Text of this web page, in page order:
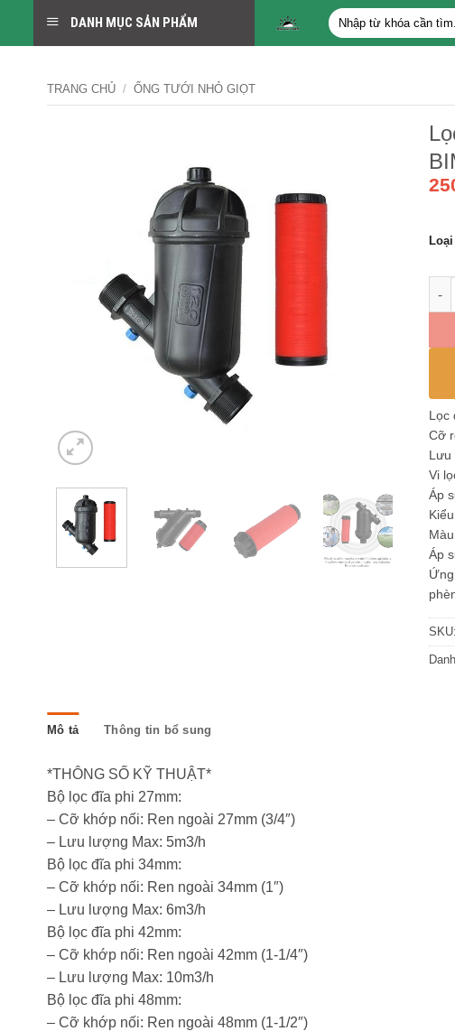
Tìm
kiếm:
DANH MỤC SẢN PHẨM
TRANG CHỦ / ỐNG TƯỚI NHỎ GIỌT
Lọc
Cỡ
Lưu
Vi
Áp
Áp
SKU:
Mô tả Thông tin bổ sung
*THÔNG SỐ KỸ THUẬT*
Bộ lọc đĩa phi 27mm:
– Cỡ khớp nối: Ren ngoài 27mm (3/4″)
– Lưu lượng Max: 5m3/h
Bộ lọc đĩa phi 34mm:
– Cỡ khớp nối: Ren ngoài 34mm (1″)
– Lưu lượng Max: 6m3/h
Bộ lọc đĩa phi 42mm:
– Cỡ khớp nối: Ren ngoài 42mm (1-1/4″)
– Lưu lượng Max: 10m3/h
Bộ lọc đĩa phi 48mm:
– Cỡ khớp nối: Ren ngoài 48mm (1-1/2″)